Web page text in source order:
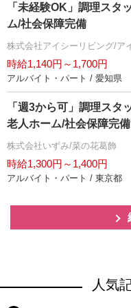
「未経験OK」調理スタ
ム/社会保障完備
株式会社アイシーリビング/ア
時給1,140円～1,700円
アルバイト・パート / 愛知県
「週3から可」調理スタ
老人ホーム/社会保障完備
株式会社いずみ/菜の花葛飾
時給1,300円～1,400円
アルバイト・パート / 東京都
人気